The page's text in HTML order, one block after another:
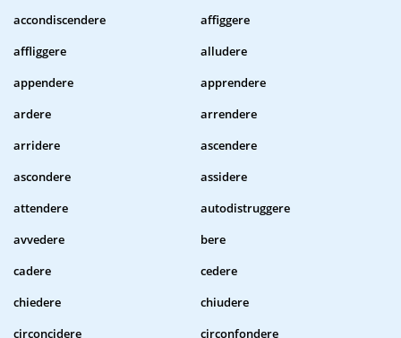
accondiscendere
affiggere
affliggere
alludere
appendere
apprendere
ardere
arrendere
arridere
ascendere
ascondere
assidere
attendere
autodistruggere
avvedere
bere
cadere
cedere
chiedere
chiudere
circoncidere
circonfondere